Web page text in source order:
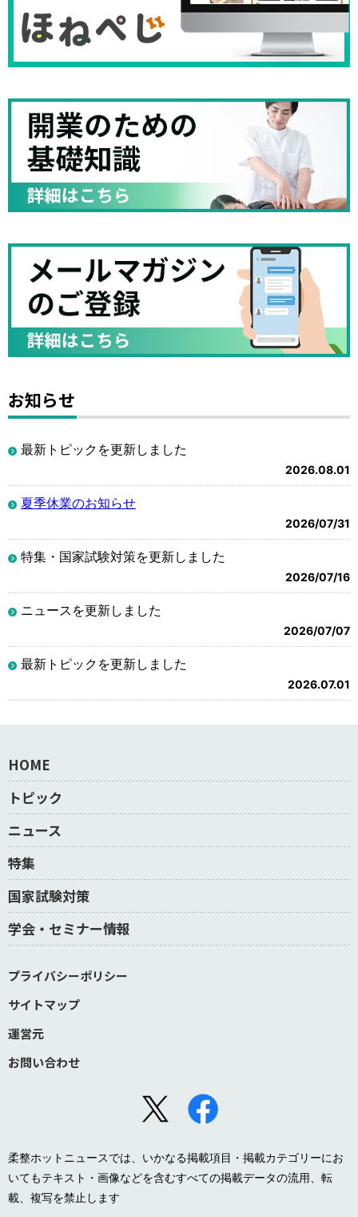
お知らせ
最新トピックを更新しました
2026.08.01
夏季休業のお知らせ
2026/07/31
特集・国家試験対策を更新しました
2026/07/16
ニュースを更新しました
2026/07/07
最新トピックを更新しました
2026.07.01
HOME
トピック
ニュース
特集
国家試験対策
学会・セミナー情報
プライバシーポリシー
サイトマップ
運営元
お問い合わせ
柔整ホットニュースでは、いかなる掲載項目・掲載カテゴリーにお
いてもテキスト・画像などを含むすべての掲載データの流用、転
載、複写を禁止します